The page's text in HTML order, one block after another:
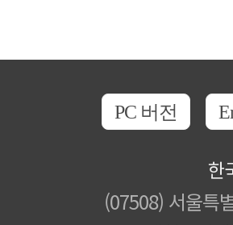
PC 버전
한
(07508) 서울특